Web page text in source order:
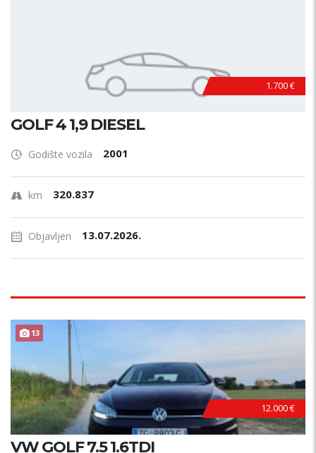
1.700 €
GOLF 4 1,9 DIESEL
Godište vozila 2001
km 320.837
Objavljen 13.07.2026.
13
12.000 €
VW GOLF 7.5 1.6TDI